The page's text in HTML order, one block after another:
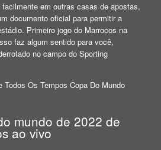
em outras casas de apostas,
documento oficial para permitir a
Primeiro jogo do Marrocos na
faz algum sentido para você,
no campo do Sporting
Todos Os Tempos Copa Do Mundo
mundo de 2022 de
ao vivo